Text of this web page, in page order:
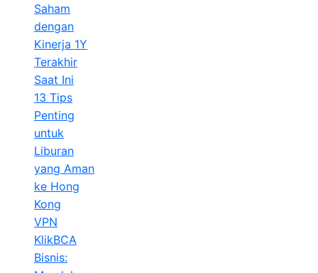
Saham
dengan
Kinerja 1Y
Terakhir
Saat Ini
13 Tips
Penting
untuk
Liburan
yang Aman
ke Hong
Kong
VPN
KlikBCA
Bisnis: